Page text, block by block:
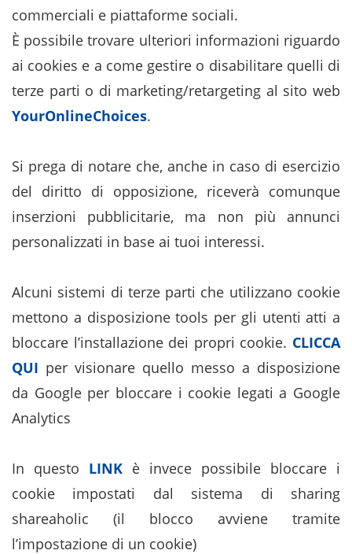
commerciali e piattaforme sociali.
È possibile trovare ulteriori informazioni riguardo
ai cookies e a come gestire o disabilitare quelli di
terze parti o di marketing/retargeting al sito web
YourOnlineChoices.
Si prega di notare che, anche in caso di esercizio
del diritto di opposizione, riceverà comunque
inserzioni pubblicitarie, ma non più annunci
personalizzati in base ai tuoi interessi.
Alcuni sistemi di terze parti che utilizzano cookie
mettono a disposizione tools per gli utenti atti a
bloccare l’installazione dei propri cookie. CLICCA
QUI per visionare quello messo a disposizione
da Google per bloccare i cookie legati a Google
Analytics
In questo LINK è invece possibile bloccare i
cookie impostati dal sistema di sharing
shareaholic (il blocco avviene tramite
l’impostazione di un cookie)